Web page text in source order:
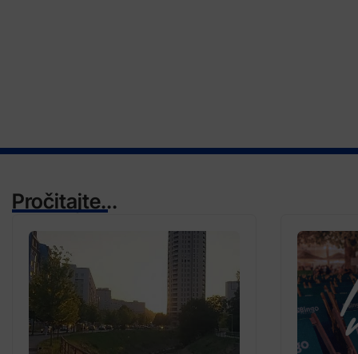
Pročitajte...